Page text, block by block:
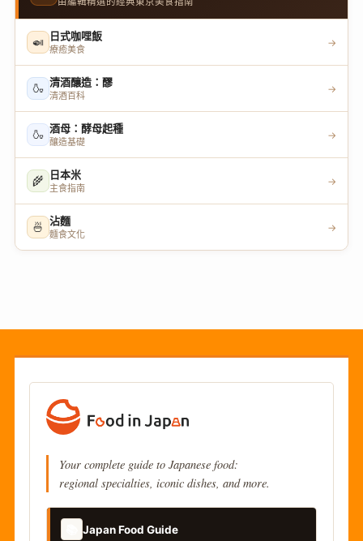
🍛 日式咖哩飯
療癒美食
→
🍶 清酒釀造：醪
清酒百科
→
🍶 酒母：酵母起種
釀造基礎
→
🌾 日本米
主食指南
→
🍜 沾麵
麵食文化
→
Your complete guide to Japanese food:
regional specialties, iconic dishes, and more.
Japan Food Guide